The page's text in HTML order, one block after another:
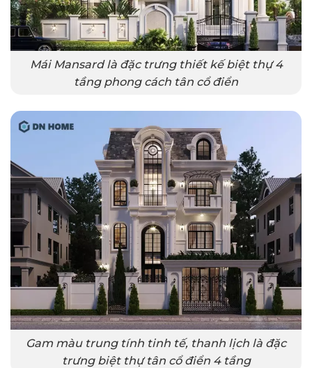
Mái Mansard là đặc trưng thiết kế biệt thự 4
tầng phong cách tân cổ điển
Gam màu trung tính tinh tế, thanh lịch là đặc
trưng biệt thự tân cổ điển 4 tầng